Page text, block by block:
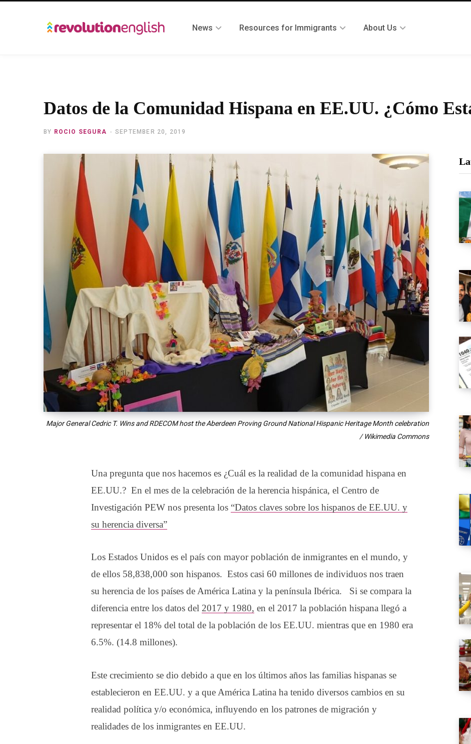
News Resources for Immigrants About Us
Datos de la Comunidad Hispana en EE.UU. ¿Cómo
BY ROCIO SEGURA SEPTEMBER 20, 2019
Major General Cedric T. Wins and RDECOM host the Aberdeen Proving Ground National Hispanic Heritage Month celebration
/ Wikimedia Commons
Una pregunta que nos hacemos es ¿Cuál es la realidad de la comunidad hispana en
EE.UU.? En el mes de la celebración de la herencia hispánica, el Centro de
Investigación PEW nos presenta los “Datos claves sobre los hispanos de EE.UU. y
su herencia diversa”
Los Estados Unidos es el país con mayor población de inmigrantes en el mundo, y
de ellos 58,838,000 son hispanos. Estos casi 60 millones de individuos nos traen
su herencia de los países de América Latina y la península Ibérica. Si se compara la
diferencia entre los datos del 2017 y 1980, en el 2017 la población hispana llegó a
representar el 18% del total de la población de los EE.UU. mientras que en 1980 era
6.5%. (14.8 millones).
Este crecimiento se dio debido a que en los últimos años las familias hispanas se
establecieron en EE.UU. y a que América Latina ha tenido diversos cambios en su
realidad política y/o económica, influyendo en los patrones de migración y
realidades de los inmigrantes en EE.UU.